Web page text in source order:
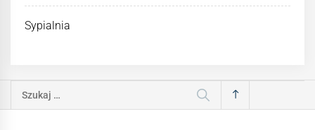
Sypialnia
Szukaj: